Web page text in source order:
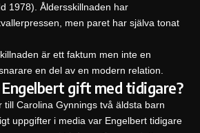
1978). Åldersskillnaden har
men paret har själva tonat
är ett faktum men inte en
en del av en modern relation.
gift med tidigare?
till Carolina Gynnings två äldsta barn
uppgifter i media var Engelbert tidigare